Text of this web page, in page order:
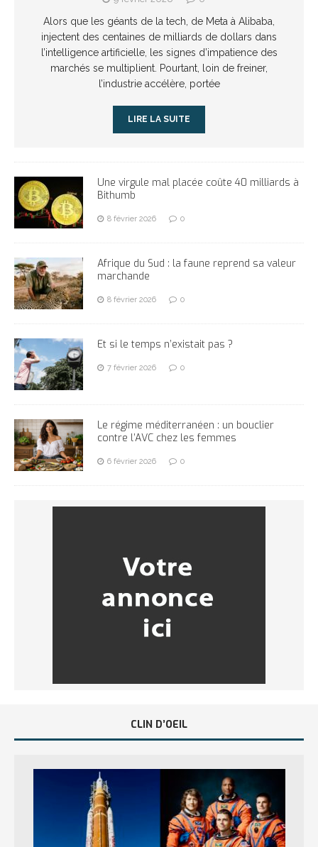
Alors que les géants de la tech, de Meta à Alibaba,
injectent des centaines de milliards de dollars dans
l’intelligence artificielle, les signes d’impatience des
marchés se multiplient. Pourtant, loin de freiner,
l’industrie accélère, portée
LIRE LA SUITE
Une virgule mal placée coûte 40 milliards à
Bithumb
8 février 2026 0
Afrique du Sud : la faune reprend sa valeur
marchande
8 février 2026 0
Et si le temps n’existait pas ?
7 février 2026 0
Le régime méditerranéen : un bouclier
contre l’AVC chez les femmes
6 février 2026 0
CLIN D’OEIL